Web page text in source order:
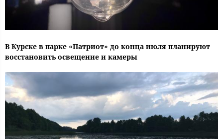
В Курске в парке «Патриот» до конца июля планируют
восстановить освещение и камеры